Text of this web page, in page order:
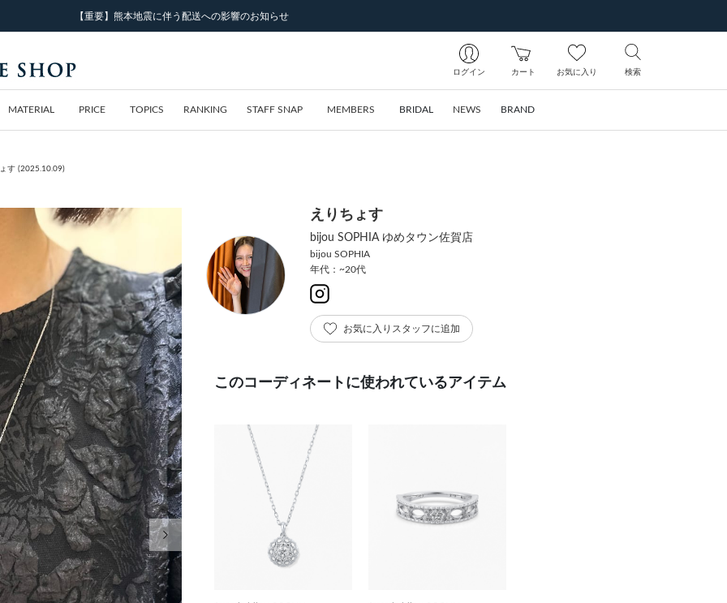
【重要】熊本地震に伴う配送への影響のお知らせ
ログイン カート お気に入り 検索
MATERIAL PRICE TOPICS RANKING STAFF SNAP MEMBERS BRIDAL NEWS BRAND
す (2025.10.09)
次の画像
えりちょす
bijou SOPHIA ゆめタウン佐賀店
bijou SOPHIA
年代：~20代
お気に入りスタッフに追加
このコーディネートに使われているアイテム